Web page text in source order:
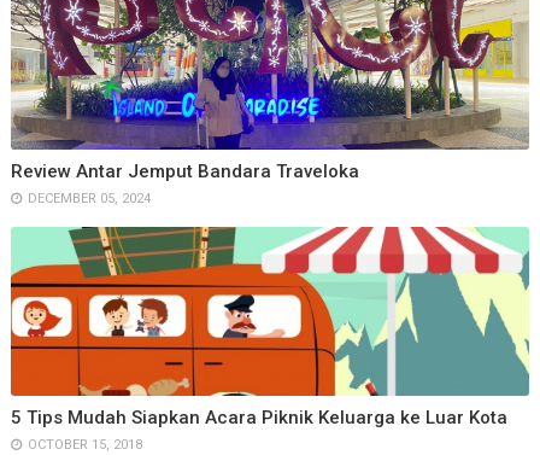
Review Antar Jemput Bandara Traveloka
DECEMBER 05, 2024
5 Tips Mudah Siapkan Acara Piknik Keluarga ke Luar Kota
OCTOBER 15, 2018